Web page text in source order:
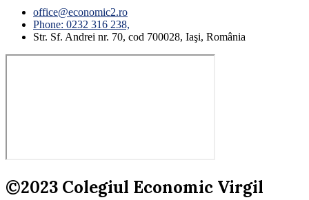
office@economic2.ro
Phone: 0232 316 238,
Str. Sf. Andrei nr. 70, cod 700028, Iaşi, România
©2023 Colegiul Economic Virgil